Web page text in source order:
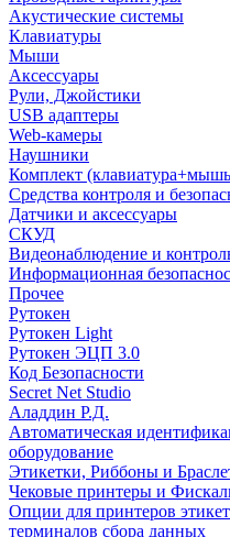
Акустические системы
Клавиатуры
Мыши
Аксессуары
Рули, Джойстики
USB адаптеры
Web-камеры
Наушники
Комплект
Средства контроля и
Датчики и аксессуары
СКУД
Видеонаблюдение и
Информационная
Прочее
Рутокен
Рутокен Light
Рутокен ЭЦП 3.0
Код Безопасности
Secret Net Studio
Аладдин Р.Д.
Автоматическая
оборудование
Этикетки, Риббоны и
Чековые принтеры и
Опции для принтеров
терминалов сбора данных